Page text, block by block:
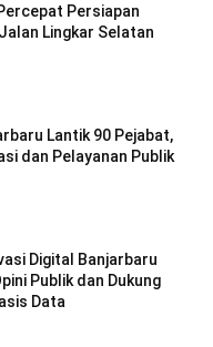
Persiapan
Lingkar Selatan
Lantik 90 Pejabat,
dan Pelayanan Publik
Digital Banjarbaru
Publik dan Dukung
Data